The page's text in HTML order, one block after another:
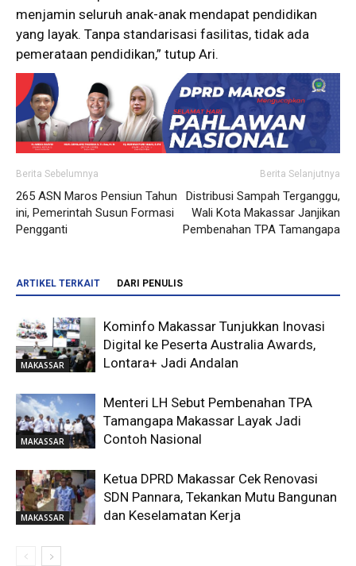
menjamin seluruh anak-anak mendapat pendidikan
yang layak. Tanpa standarisasi fasilitas, tidak ada
pemerataan pendidikan,” tutup Ari.
Berita Sebelumnya
265 ASN Maros Pensiun Tahun
ini, Pemerintah Susun Formasi
Pengganti
Berita Selanjutnya
Distribusi Sampah Terganggu,
Wali Kota Makassar Janjikan
Pembenahan TPA Tamangapa
ARTIKEL TERKAIT DARI PENULIS
MAKASSAR
Kominfo Makassar Tunjukkan Inovasi
Digital ke Peserta Australia Awards,
Lontara+ Jadi Andalan
MAKASSAR
Menteri LH Sebut Pembenahan TPA
Tamangapa Makassar Layak Jadi
Contoh Nasional
MAKASSAR
Ketua DPRD Makassar Cek Renovasi
SDN Pannara, Tekankan Mutu Bangunan
dan Keselamatan Kerja